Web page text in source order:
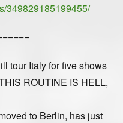
349829185199455/
tour Italy for five shows
ROUTINE IS HELL,
to Berlin, has just